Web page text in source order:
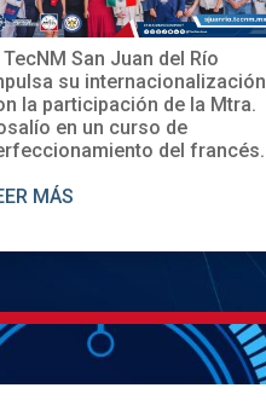
TecNM San Juan del Río
su internacionalización
la participación de la Mtra.
en un curso de
del francés.
MÁS